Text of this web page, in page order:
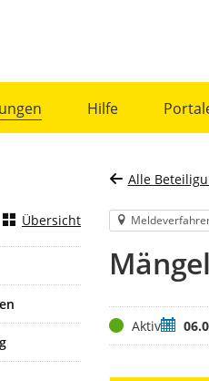
Hilfe
Alle
StatusAktiv
Übersicht